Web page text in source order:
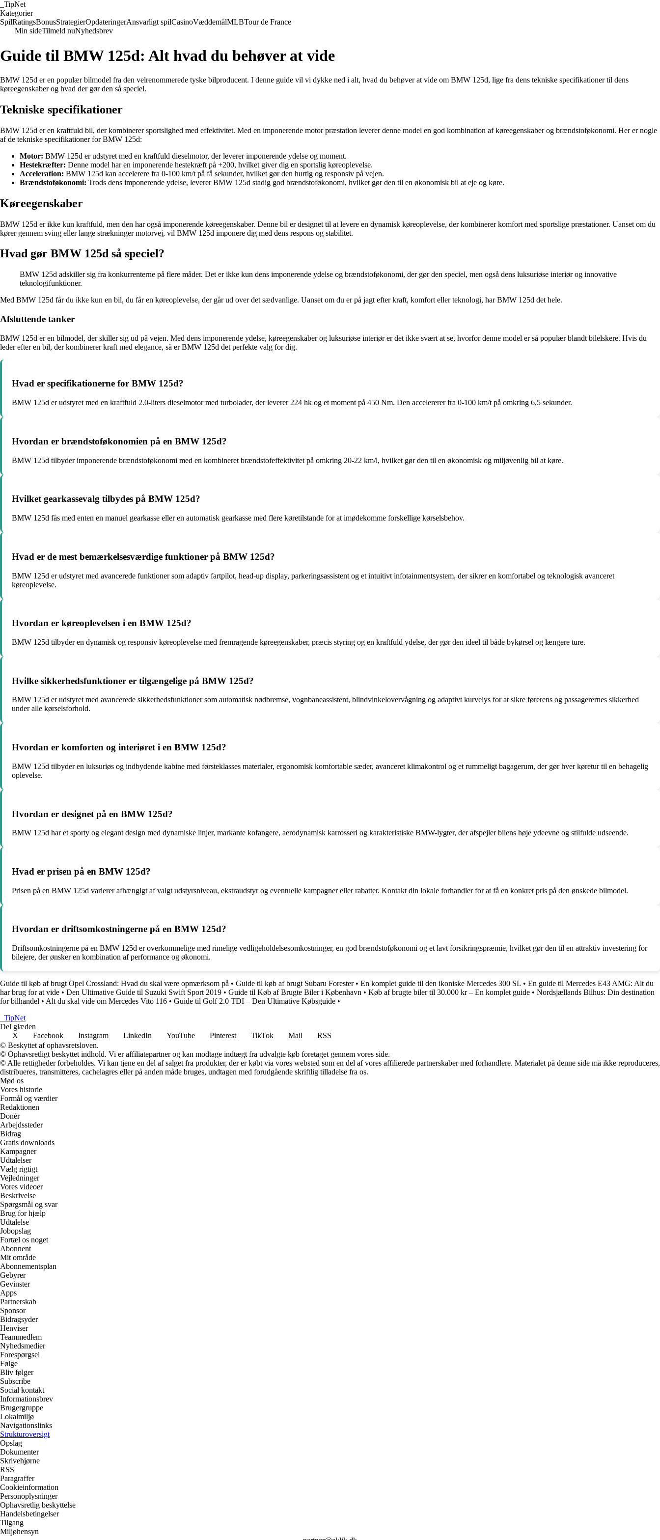
TipNet
Kategorier
SpilRatingsBonusStrategierOpdateringerAnsvarligt spilCasinoVæddemålMLBTour de France
Min sideTilmeld nuNyhedsbrev
Guide til BMW 125d: Alt hvad du behøver at vide
BMW 125d er en populær bilmodel fra den velrenommerede tyske bilproducent. I denne guide vil vi dykke ned i alt, hvad du behøver at vide om BMW 125d, lige fra dens tekniske specifikationer til dens
køreegenskaber og hvad der gør den så speciel.
Tekniske specifikationer
BMW 125d er en kraftfuld bil, der kombinerer sportslighed med effektivitet. Med en imponerende motor præstation leverer denne model en god kombination af køreegenskaber og brændstoføkonomi. Her er nogle
af de tekniske specifikationer for BMW 125d:
Motor: BMW 125d er udstyret med en kraftfuld dieselmotor, der leverer imponerende ydelse og moment.
Hestekræfter: Denne model har en imponerende hestekræft på +200, hvilket giver dig en sportslig køreoplevelse.
Acceleration: BMW 125d kan accelerere fra 0-100 km/t på få sekunder, hvilket gør den hurtig og responsiv på vejen.
Brændstoføkonomi: Trods dens imponerende ydelse, leverer BMW 125d stadig god brændstoføkonomi, hvilket gør den til en økonomisk bil at eje og køre.
Køreegenskaber
BMW 125d er ikke kun kraftfuld, men den har også imponerende køreegenskaber. Denne bil er designet til at levere en dynamisk køreoplevelse, der kombinerer komfort med sportslige præstationer. Uanset om du
kører gennem sving eller lange strækninger motorvej, vil BMW 125d imponere dig med dens respons og stabilitet.
Hvad gør BMW 125d så speciel?
BMW 125d adskiller sig fra konkurrenterne på flere måder. Det er ikke kun dens imponerende ydelse og brændstoføkonomi, der gør den speciel, men også dens luksuriøse interiør og innovative
teknologifunktioner.
Med BMW 125d får du ikke kun en bil, du får en køreoplevelse, der går ud over det sædvanlige. Uanset om du er på jagt efter kraft, komfort eller teknologi, har BMW 125d det hele.
Afsluttende tanker
BMW 125d er en bilmodel, der skiller sig ud på vejen. Med dens imponerende ydelse, køreegenskaber og luksuriøse interiør er det ikke svært at se, hvorfor denne model er så populær blandt bilelskere. Hvis du
leder efter en bil, der kombinerer kraft med elegance, så er BMW 125d det perfekte valg for dig.
Hvad er specifikationerne for BMW 125d?
BMW 125d er udstyret med en kraftfuld 2.0-liters dieselmotor med turbolader, der leverer 224 hk og et moment på 450 Nm. Den accelererer fra 0-100 km/t på omkring 6,5 sekunder.
Hvordan er brændstoføkonomien på en BMW 125d?
BMW 125d tilbyder imponerende brændstoføkonomi med en kombineret brændstofeffektivitet på omkring 20-22 km/l, hvilket gør den til en økonomisk og miljøvenlig bil at køre.
Hvilket gearkassevalg tilbydes på BMW 125d?
BMW 125d fås med enten en manuel gearkasse eller en automatisk gearkasse med flere køretilstande for at imødekomme forskellige kørselsbehov.
Hvad er de mest bemærkelsesværdige funktioner på BMW 125d?
BMW 125d er udstyret med avancerede funktioner som adaptiv fartpilot, head-up display, parkeringsassistent og et intuitivt infotainmentsystem, der sikrer en komfortabel og teknologisk avanceret
køreoplevelse.
Hvordan er køreoplevelsen i en BMW 125d?
BMW 125d tilbyder en dynamisk og responsiv køreoplevelse med fremragende køreegenskaber, præcis styring og en kraftfuld ydelse, der gør den ideel til både bykørsel og længere ture.
Hvilke sikkerhedsfunktioner er tilgængelige på BMW 125d?
BMW 125d er udstyret med avancerede sikkerhedsfunktioner som automatisk nødbremse, vognbaneassistent, blindvinkelovervågning og adaptivt kurvelys for at sikre førerens og passagerernes sikkerhed
under alle kørselsforhold.
Hvordan er komforten og interiøret i en BMW 125d?
BMW 125d tilbyder en luksuriøs og indbydende kabine med førsteklasses materialer, ergonomisk komfortable sæder, avanceret klimakontrol og et rummeligt bagagerum, der gør hver køretur til en behagelig
oplevelse.
Hvordan er designet på en BMW 125d?
BMW 125d har et sporty og elegant design med dynamiske linjer, markante kofangere, aerodynamisk karrosseri og karakteristiske BMW-lygter, der afspejler bilens høje ydeevne og stilfulde udseende.
Hvad er prisen på en BMW 125d?
Prisen på en BMW 125d varierer afhængigt af valgt udstyrsniveau, ekstraudstyr og eventuelle kampagner eller rabatter. Kontakt din lokale forhandler for at få en konkret pris på den ønskede bilmodel.
Hvordan er driftsomkostningerne på en BMW 125d?
Driftsomkostningerne på en BMW 125d er overkommelige med rimelige vedligeholdelsesomkostninger, en god brændstoføkonomi og et lavt forsikringspræmie, hvilket gør den til en attraktiv investering for
bilejere, der ønsker en kombination af performance og økonomi.
Guide til køb af brugt Opel Crossland: Hvad du skal være opmærksom på • Guide til køb af brugt Subaru Forester• En komplet guide til den ikoniske Mercedes 300 SL • En guide til Mercedes E43 AMG: Alt du
har brug for at vide • Den Ultimative Guide til Suzuki Swift Sport 2019 • Guide til Køb af Brugte Biler i København • Køb af brugte biler til 30.000 kr – En komplet guide • Nordsjællands Bilhus: Din destination
for bilhandel • Alt du skal vide om Mercedes Vito 116 • Guide til Golf 2.0 TDI – Den Ultimative Købsguide •
TipNet
Del glæden
X
Facebook Instagram LinkedIn YouTube Pinterest TikTok Mail
RSS
© Beskyttet af ophavsretsloven.
© Ophavsretligt beskyttet indhold. Vi er affiliatepartner og kan modtage indtægt fra udvalgte køb foretaget gennem vores side.
© Alle rettigheder forbeholdes. Vi kan tjene en del af salget fra produkter, der er købt via vores websted som en del af vores affilierede partnerskaber med forhandlere. Materialet på denne side må ikke reproduceres,
distribueres, transmitteres, cachelagres eller på anden måde bruges, undtagen med forudgående skriftlig tilladelse fra os.
Mød os
Vores historie
Formål og værdier
Redaktionen
Donér
Arbejdssteder
Bidrag
Gratis downloads
Kampagner
Udtalelser
Vælg rigtigt
Vejledninger
Vores videoer
Beskrivelse
Spørgsmål og svar
Brug for hjælp
Udtalelse
Jobopslag
Fortæl os noget
Abonnent
Mit område
Abonnementsplan
Gebyrer
Gevinster
Apps
Partnerskab
Sponsor
Bidragsyder
Henviser
Teammedlem
Nyhedsmedier
Forespørgsel
Følge
Bliv følger
Subscribe
Social kontakt
Informationsbrev
Brugergruppe
Lokalmiljø
Navigationslinks
Strukturoversigt
Opslag
Dokumenter
Skrivehjørne
RSS
Paragraffer
Cookieinformation
Personoplysninger
Ophavsretlig beskyttelse
Handelsbetingelser
Tilgang
Miljøhensyn